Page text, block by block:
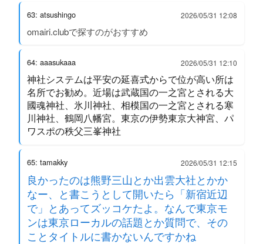
63: atsushingo 2026/05/31 12:08
omairi.clubで探すのがおすすめ
64: aaasukaaa 2026/05/31 12:10
神社システムは平安の延喜式からで位が高い所は
名所でお勧め。近場は武蔵国の一之宮とされる大
國魂神社、氷川神社、相模国の一之宮とされる寒
川神社、鶴岡八幡宮。東京の伊勢東京大神宮、パ
ワスポの秩父三峯神社
65: tamakky 2026/05/31 12:15
良かったのは熊野三山とか出雲大社とかか
なー、と書こうとして開いたら「新宿近辺
で」とあってズッコケたよ。なんで東京モ
ンは東京ローカルの話題とか質問で、その
ことタイトルに書かないんですかね